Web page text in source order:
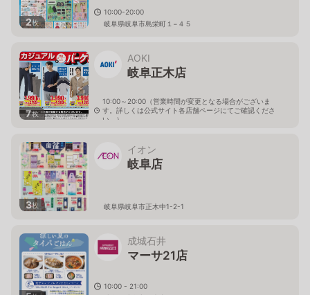
2枚
10:00-20:00
岐阜県岐阜市島栄町１−４５
7枚
AOKI
岐阜正木店
10:00～20:00（営業時間が変更となる場合がございま
す。詳しくは公式サイト各店舗ページにてご確認くださ
い。）
3枚
イオン
岐阜店
岐阜県岐阜市正木中1-2-1
成城石井
マーサ21店
10:00 - 21:00